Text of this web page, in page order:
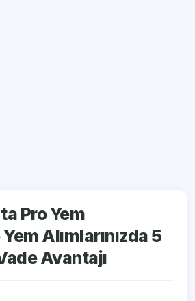
Pro Yem
Alımlarınızda 5
Avantajı